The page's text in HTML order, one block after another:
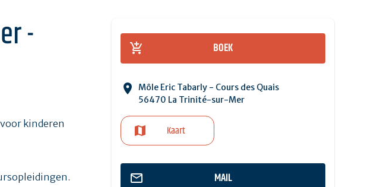
- BOEK
Môle Eric Tabarly - Cours des Quais
56470 La Trinité-sur-Mer
Kaart
MAIL
kinderen